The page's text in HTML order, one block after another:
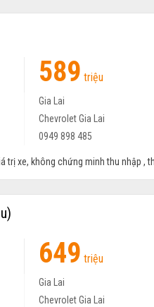
589 triệu
Gia Lai
Chevrolet Gia Lai
0949 898 485
trị xe, không chứng minh thu nhập ,
649 triệu
Gia Lai
Chevrolet Gia Lai